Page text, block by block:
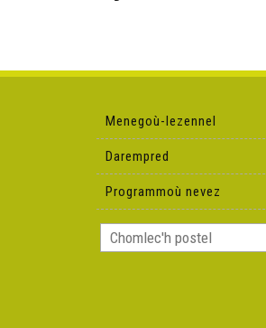
Menegoù-lezennel
Darempred
Programmoù nevez